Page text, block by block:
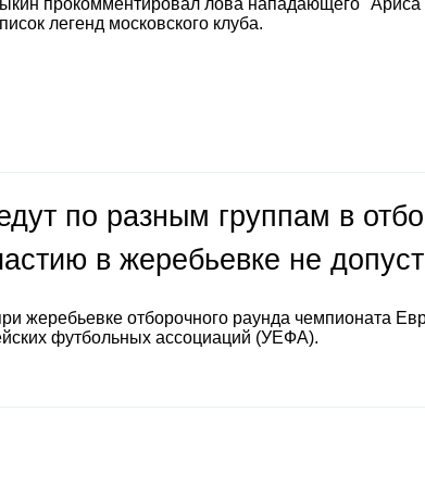
прокомментировал лова нападающего "Ариса"
легенд московского клуба.
по разным группам в
в жеребьевке не
жеребьевке отборочного раунда чемпионата
футбольных ассоциаций (УЕФА).